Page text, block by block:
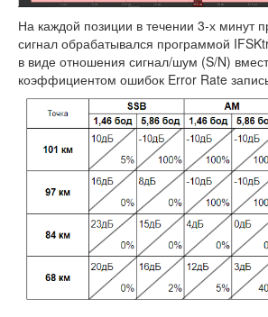
На каждой позиции в течении 3-х минут
сигнал обрабатывался программой
в виде отношения сигнал/шум (S/N)
коэффициентом ошибок Error Rate